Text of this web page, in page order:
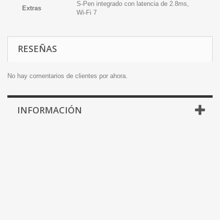
Extras
S-Pen integrado con latencia de 2.8ms,
Wi-Fi 7
RESEÑAS
No hay comentarios de clientes por ahora.
INFORMACIÓN